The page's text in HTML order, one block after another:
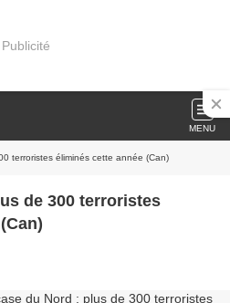
Publicité
MENU
terroristes éliminés cette année (Can)
de 300 terroristes